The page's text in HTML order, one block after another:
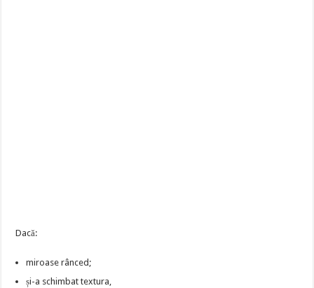
Dacă:
miroase rânced;
și-a schimbat textura,